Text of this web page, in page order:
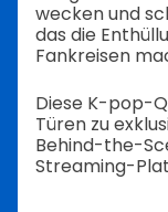
wecken und
das die
Fankreisen
Diese K-pop-
Türen zu
Behind-the-
Streaming-